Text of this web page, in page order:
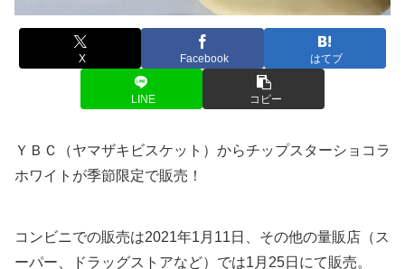
X Facebook はてブ
LINE コピー
ＹＢＣ（ヤマザキビスケット）からチップスターショコラ
ホワイトが季節限定で販売！
コンビニでの販売は2021年1月11日、その他の量販店（ス
ーパー、ドラッグストアなど）では1月25日にて販売。